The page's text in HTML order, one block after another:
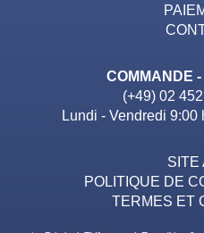
COMMANDE
(+49) 02
Lundi - Vendredi 9:00
SITE
POLITIQUE DE
TERMES ET